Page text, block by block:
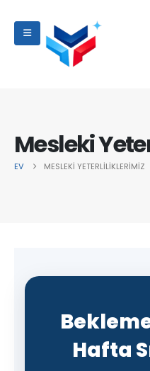
Mesleki
EV MESLEKI YETERLILIKLERIMIZ
Hafta